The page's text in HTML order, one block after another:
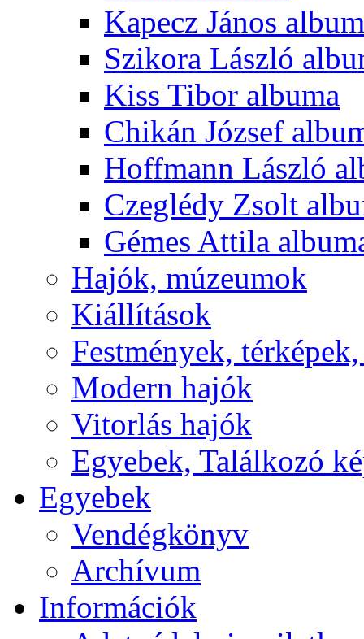
Kapecz János
Szikora László
Kiss Tibor albuma
Chikán József
Hoffmann László
Czeglédy Zsolt
Gémes Attila
Hajók, múzeumok
Kiállítások
Festmények,
Modern hajók
Vitorlás hajók
Egyebek, Találkozó
Egyebek
Vendégkönyv
Archívum
Információk